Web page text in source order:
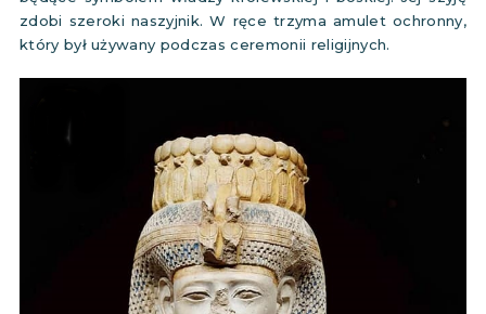
zdobi szeroki naszyjnik. W ręce trzyma amulet ochronny,
który był używany podczas ceremonii religijnych.